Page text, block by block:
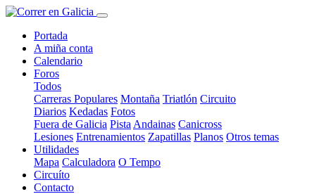
Portada
A miña conta
Calendario
Foros
Todos
Carreras Populares Montaña Triatlón Circuito
Diarios Kedadas Fotos
Fuera de Galicia Pista Andainas Canicross
Lesiones Entrenamientos Zapatillas Planos Otros temas
Utilidades
Mapa Calculadora O Tempo
Circuíto
Contacto